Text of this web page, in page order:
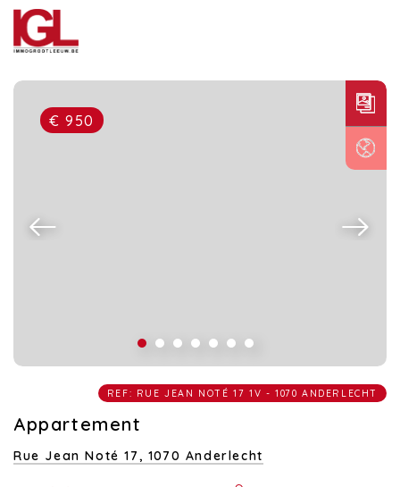
€ 950
REF: RUE JEAN NOTÉ 17 1V - 1070 ANDERLECHT
Appartement
Rue Jean Noté 17, 1070 Anderlecht